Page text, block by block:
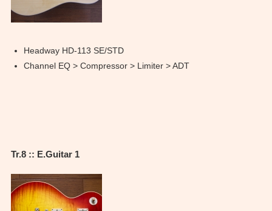
Headway HD-113 SE/STD
Channel EQ > Compressor > Limiter > ADT
Tr.8 :: E.Guitar 1